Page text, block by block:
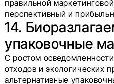
правильной
перспективный и
14.
упаковочные
С ростом
отходов и экологических
альтернативные